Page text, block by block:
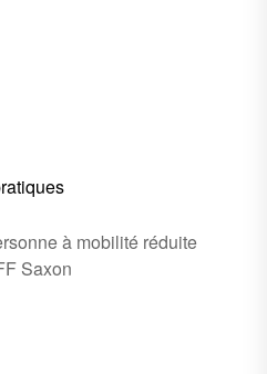
à mobilité réduite
Saxon